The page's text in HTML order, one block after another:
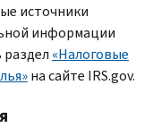
источники
информации
«Налоговые
на сайте IRS.gov.